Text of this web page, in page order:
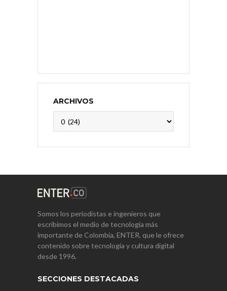
ARCHIVOS
Somos los periodistas e ingenieros que
escribimos el medio de tecnología más
importante de Colombia, ENTER, que le ofrece
contenido sobre tecnología y cultura digital
desde 1996.
SECCIONES DESTACADAS